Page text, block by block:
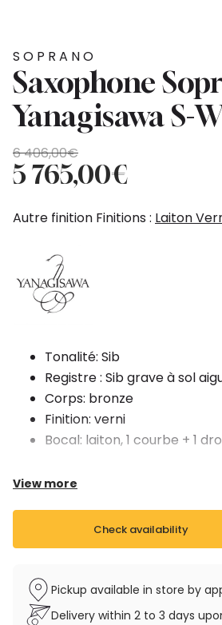
SOPRANO
Saxophone
Yanagisawa S-
6 406,00€
Original
price
was:
6
5 765,00€
Current
price
is:
5
Autre finition Finitions : Laiton
Tonalité: Sib
Registre : Sib grave à sol
Corps: bronze
Finition: verni
Bocal: laiton, 1 courbe + 1
View more
Check availability
Pickup available in store by
Delivery within 2 to 3 days